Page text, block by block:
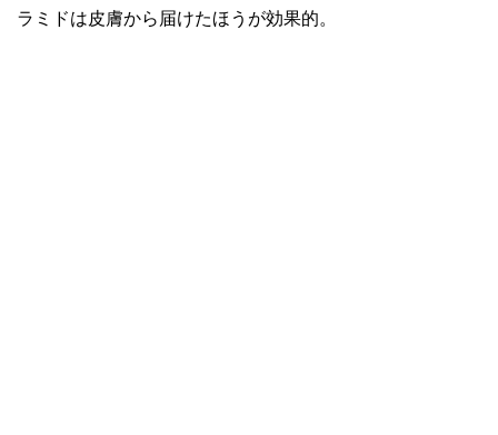
ラミドは皮膚から届けたほうが効果的。